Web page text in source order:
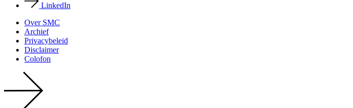
LinkedIn
Over SMC
Archief
Privacy­beleid
Disclaimer
Colofon